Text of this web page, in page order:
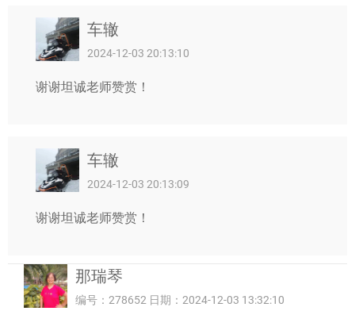
车辙
2024-12-03 20:13:10
谢谢坦诚老师赞赏！
车辙
2024-12-03 20:13:09
谢谢坦诚老师赞赏！
那瑞琴
编号：278652 日期：2024-12-03 13:32:10